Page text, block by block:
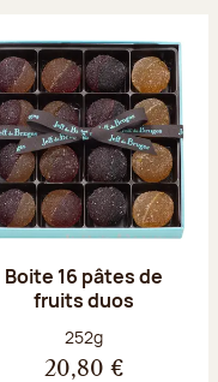
Boite 16 pâtes de
fruits duos
Poids net :
252g
20,80 €